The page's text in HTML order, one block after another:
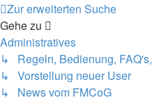
Zur erweiterten Suche
Gehe zu
Administratives
↳ Regeln, Bedienung,
↳ Vorstellung neuer User
↳ News vom FMCoG